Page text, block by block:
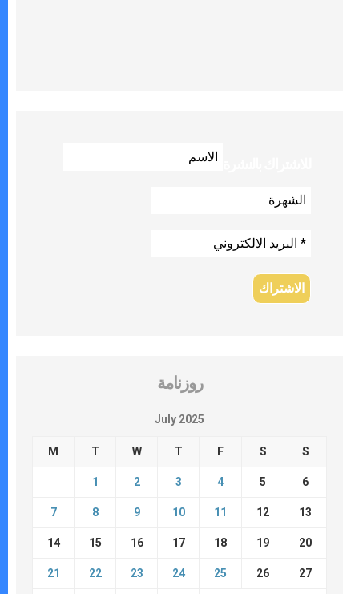
روزنامة
July 2025
M T W T F S S
1 2 3 4 5 6
7 8 9 10 11 12 13
14 15 16 17 18 19 20
21 22 23 24 25 26 27